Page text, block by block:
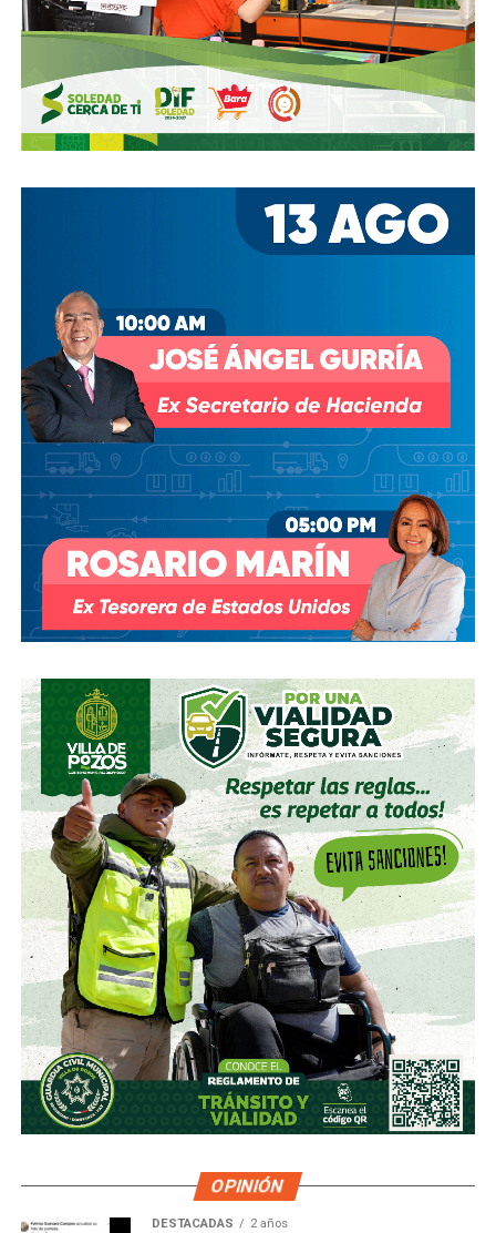
vuelta por la ciudad:
hay banquetas que son
estacionamientos, hay ciclovías intransitables, hay
peatones en riesgoporque los conductores no siguen el
reglamento.
En pocas palabras,bajemos todos la velocidad… en
Arrancó la carrera, todos la van perdiendo |
OPINIÓN
DESTACADAS 2 años